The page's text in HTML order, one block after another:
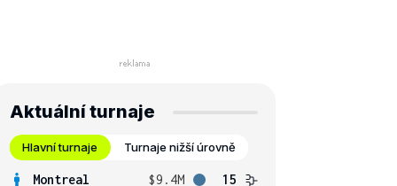
Aktuální turnaje
Hlavní turnaje Turnaje nižší úrovně
Montreal $9.4M
15